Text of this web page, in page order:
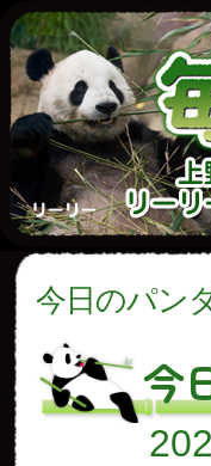
今日のパン
今